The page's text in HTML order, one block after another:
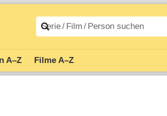
A–Z Filme A–Z